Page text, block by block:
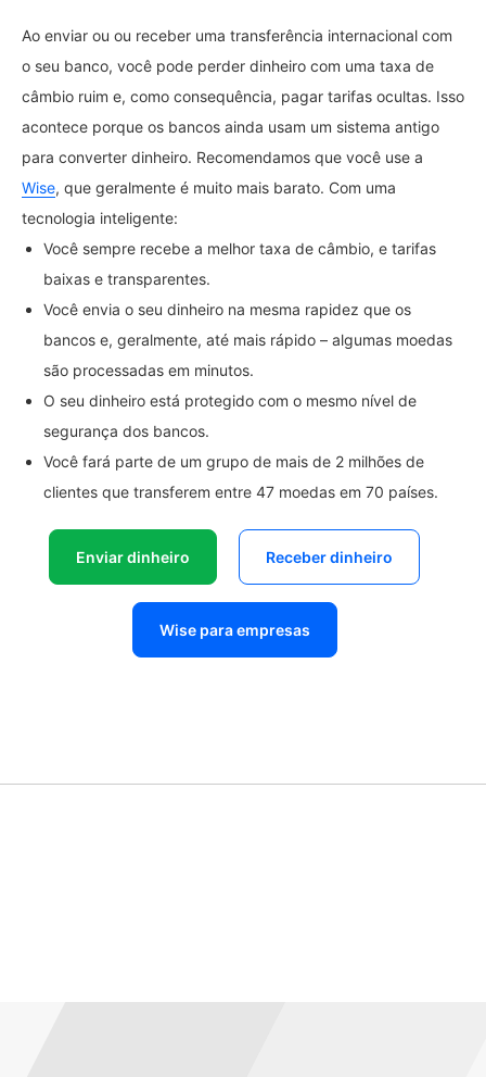
Ao enviar ou ou receber uma transferência internacional com
o seu banco, você pode perder dinheiro com uma taxa de
câmbio ruim e, como consequência, pagar tarifas ocultas. Isso
acontece porque os bancos ainda usam um sistema antigo
para converter dinheiro. Recomendamos que você use a
Wise, que geralmente é muito mais barato. Com uma
tecnologia inteligente:
Você sempre recebe a melhor taxa de câmbio, e tarifas
baixas e transparentes.
Você envia o seu dinheiro na mesma rapidez que os
bancos e, geralmente, até mais rápido – algumas moedas
são processadas em minutos.
O seu dinheiro está protegido com o mesmo nível de
segurança dos bancos.
Você fará parte de um grupo de mais de 2 milhões de
clientes que transferem entre 47 moedas em 70 países.
Enviar dinheiro Receber dinheiro
Wise para empresas